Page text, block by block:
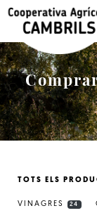
TOTS ELS
VINAGRES 24